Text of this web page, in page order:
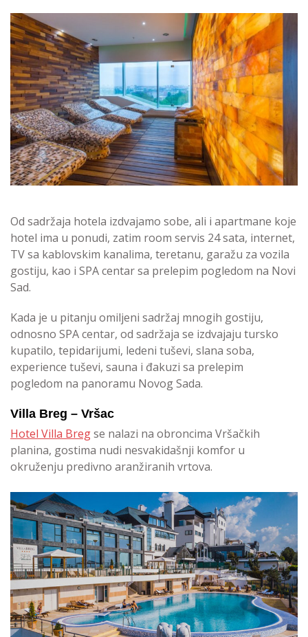
Od sadržaja hotela izdvajamo sobe, ali i apartmane koje
hotel ima u ponudi, zatim room servis 24 sata, internet,
TV sa kablovskim kanalima, teretanu, garažu za vozila
gostiju, kao i SPA centar sa prelepim pogledom na Novi
Sad.
Kada je u pitanju omiljeni sadržaj mnogih gostiju,
odnosno SPA centar, od sadržaja se izdvajaju tursko
kupatilo, tepidarijumi, ledeni tuševi, slana soba,
experience tuševi, sauna i đakuzi sa prelepim
pogledom na panoramu Novog Sada.
Villa Breg – Vršac
Hotel Villa Bregse nalazi na obroncima Vršačkih
planina, gostima nudi nesvakidašnji komfor u
okruženju predivno aranžiranih vrtova.